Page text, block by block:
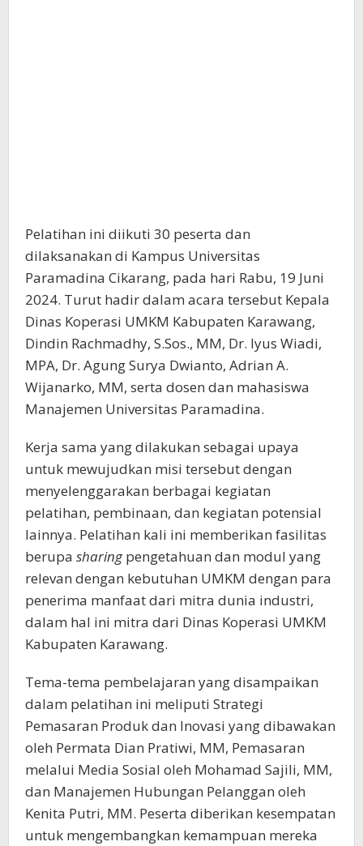
Pelatihan ini diikuti 30 peserta dan
dilaksanakan di Kampus Universitas
Paramadina Cikarang, pada hari Rabu, 19 Juni
2024. Turut hadir dalam acara tersebut Kepala
Dinas Koperasi UMKM Kabupaten Karawang,
Dindin Rachmadhy, S.Sos., MM, Dr. Iyus Wiadi,
MPA, Dr. Agung Surya Dwianto, Adrian A.
Wijanarko, MM, serta dosen dan mahasiswa
Manajemen Universitas Paramadina.
Kerja sama yang dilakukan sebagai upaya
untuk mewujudkan misi tersebut dengan
menyelenggarakan berbagai kegiatan
pelatihan, pembinaan, dan kegiatan potensial
lainnya. Pelatihan kali ini memberikan fasilitas
berupa sharingpengetahuan dan modul yang
relevan dengan kebutuhan UMKM dengan para
penerima manfaat dari mitra dunia industri,
dalam hal ini mitra dari Dinas Koperasi UMKM
Kabupaten Karawang.
Tema-tema pembelajaran yang disampaikan
dalam pelatihan ini meliputi Strategi
Pemasaran Produk dan Inovasi yang dibawakan
oleh Permata Dian Pratiwi, MM, Pemasaran
melalui Media Sosial oleh Mohamad Sajili, MM,
dan Manajemen Hubungan Pelanggan oleh
Kenita Putri, MM. Peserta diberikan kesempatan
untuk mengembangkan kemampuan mereka